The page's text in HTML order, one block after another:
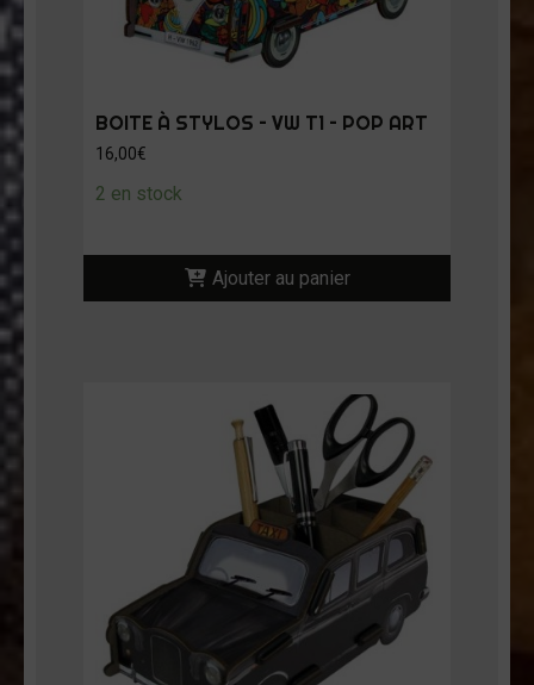
BOITE À STYLOS – VW T1 – POP ART
16,00€
2 en stock
Ajouter au panier